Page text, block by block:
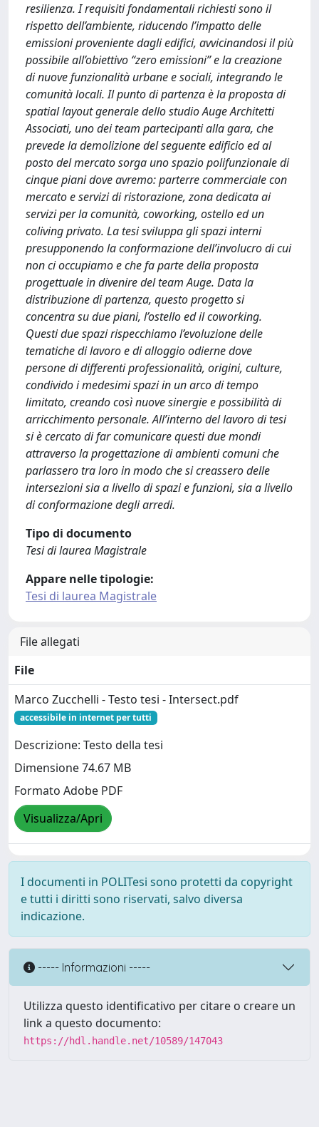
resilienza. I requisiti fondamentali richiesti sono il
rispetto dell’ambiente, riducendo l’impatto delle
emissioni proveniente dagli edifici, avvicinandosi il più
possibile all’obiettivo “zero emissioni” e la creazione
di nuove funzionalità urbane e sociali, integrando le
comunità locali. Il punto di partenza è la proposta di
spatial layout generale dello studio Auge Architetti
Associati, uno dei team partecipanti alla gara, che
prevede la demolizione del seguente edificio ed al
posto del mercato sorga uno spazio polifunzionale di
cinque piani dove avremo: parterre commerciale con
mercato e servizi di ristorazione, zona dedicata ai
servizi per la comunità, coworking, ostello ed un
coliving privato. La tesi sviluppa gli spazi interni
presupponendo la conformazione dell’involucro di cui
non ci occupiamo e che fa parte della proposta
progettuale in divenire del team Auge. Data la
distribuzione di partenza, questo progetto si
concentra su due piani, l’ostello ed il coworking.
Questi due spazi rispecchiamo l’evoluzione delle
tematiche di lavoro e di alloggio odierne dove
persone di differenti professionalità, origini, culture,
condivido i medesimi spazi in un arco di tempo
limitato, creando così nuove sinergie e possibilità di
arricchimento personale. All’interno del lavoro di tesi
si è cercato di far comunicare questi due mondi
attraverso la progettazione di ambienti comuni che
parlassero tra loro in modo che si creassero delle
intersezioni sia a livello di spazi e funzioni, sia a livello
di conformazione degli arredi.
Tipo di documento
Tesi di laurea Magistrale
Appare nelle tipologie:
Tesi di laurea Magistrale
File allegati
File
Marco Zucchelli - Testo tesi - Intersect.pdf
accessibile in internet per tutti
Descrizione: Testo della tesi
Dimensione 74.67 MB
Formato Adobe PDF
Visualizza/Apri
I documenti in POLITesi sono protetti da copyright
e tutti i diritti sono riservati, salvo diversa
indicazione.
----- Informazioni -----
Utilizza questo identificativo per citare o creare un
link a questo documento:
https://hdl.handle.net/10589/147043